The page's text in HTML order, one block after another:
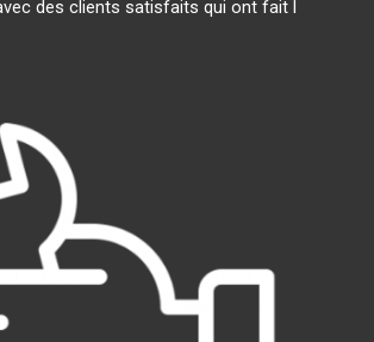
des clients satisfaits qui ont fait l